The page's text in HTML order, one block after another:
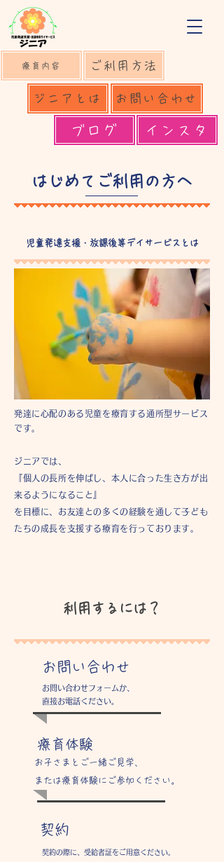
療育内容 ご利用方法
ジニアとは お問い合わせ
ブログ インスタ
はじめてご利用の方へ
児童発達支援・放課後等デイサービスとは
発達に心配のある児童を療育する通所型サービス
です。
ジニアでは、
『個人の長所を伸ばし、本人に合った生き方が出
来るようになること』
を目標に、お友達との多くの経験を通して子ども
たちの成長を支援する療育を行っております。
利用するには？
お問い合わせ
お問い合わせフォームか、
直接お電話ください。
療育体験
​お子さまとご一緒ご見学、
または療育体験にご参加ください。
契約
契約の際に、受給者証をご用意ください。